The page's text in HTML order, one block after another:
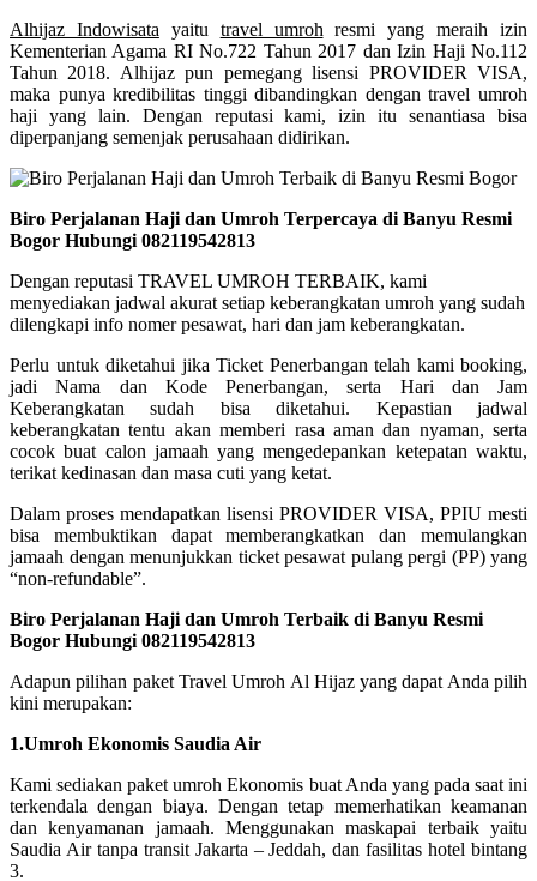
Alhijaz Indowisata yaitu travel umroh resmi yang meraih izin
Kementerian Agama RI No.722 Tahun 2017 dan Izin Haji No.112
Tahun 2018. Alhijaz pun pemegang lisensi PROVIDER VISA,
maka punya kredibilitas tinggi dibandingkan dengan travel umroh
haji yang lain. Dengan reputasi kami, izin itu senantiasa bisa
diperpanjang semenjak perusahaan didirikan.
Biro Perjalanan Haji dan Umroh Terpercaya di Banyu Resmi
Bogor Hubungi 082119542813
Dengan reputasi TRAVEL UMROH TERBAIK, kami
menyediakan jadwal akurat setiap keberangkatan umroh yang sudah
dilengkapi info nomer pesawat, hari dan jam keberangkatan.
Perlu untuk diketahui jika Ticket Penerbangan telah kami booking,
jadi Nama dan Kode Penerbangan, serta Hari dan Jam
Keberangkatan sudah bisa diketahui. Kepastian jadwal
keberangkatan tentu akan memberi rasa aman dan nyaman, serta
cocok buat calon jamaah yang mengedepankan ketepatan waktu,
terikat kedinasan dan masa cuti yang ketat.
Dalam proses mendapatkan lisensi PROVIDER VISA, PPIU mesti
bisa membuktikan dapat memberangkatkan dan memulangkan
jamaah dengan menunjukkan ticket pesawat pulang pergi (PP) yang
“non-refundable”.
Biro Perjalanan Haji dan Umroh Terbaik di Banyu Resmi
Bogor Hubungi 082119542813
Adapun pilihan paket Travel Umroh Al Hijaz yang dapat Anda pilih
kini merupakan:
1.Umroh Ekonomis Saudia Air
Kami sediakan paket umroh Ekonomis buat Anda yang pada saat ini
terkendala dengan biaya. Dengan tetap memerhatikan keamanan
dan kenyamanan jamaah. Menggunakan maskapai terbaik yaitu
Saudia Air tanpa transit Jakarta – Jeddah, dan fasilitas hotel bintang
3.